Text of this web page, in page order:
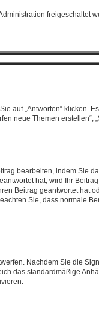
freigeschaltet
auf „Antworten“ klicken.
neue Themen erstellen“,
bearbeiten, indem Sie
hat, wird Ihr
Beitrag geantwortet hat
Sie, dass normale
Nachdem Sie die
das standardmäßige